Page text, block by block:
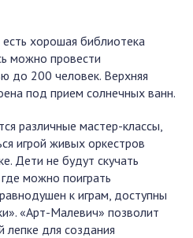
хорошая библиотека
можно провести
до 200 человек. Верхняя
под прием солнечных ванн.
различные мастер-классы,
игрой живых оркестров
Дети не будут скучать
можно поиграть
к играм, доступны
«Арт-Малевич» позволит
лепке для создания